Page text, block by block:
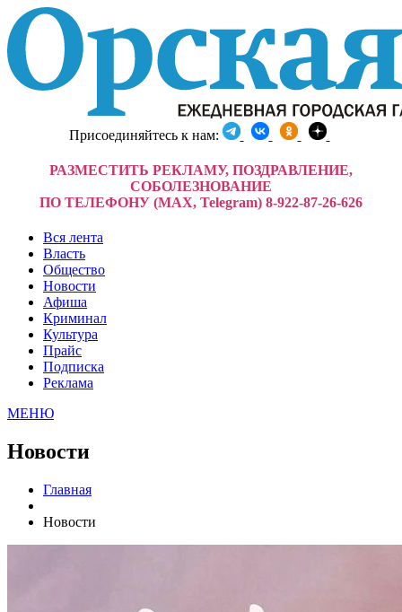
Присоединяйтесь к нам:
РАЗМЕСТИТЬ РЕКЛАМУ, ПОЗДРАВЛЕНИЕ,
СОБОЛЕЗНОВАНИЕ
ПО ТЕЛЕФОНУ (MAX, Telegram) 8-922-87-26-626
Вся лента
Власть
Общество
Новости
Афиша
Криминал
Культура
Прайс
Подписка
Реклама
МЕНЮ
Новости
Главная
Новости